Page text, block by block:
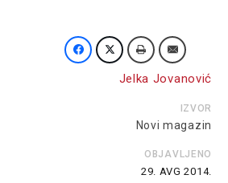
Jelka Jovanović
IZVOR
Novi magazin
OBJAVLJENO
29. AVG 2014.